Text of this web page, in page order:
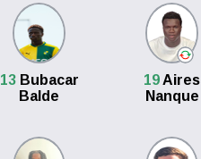
13Bubacar
Balde
19Aires
Nanque